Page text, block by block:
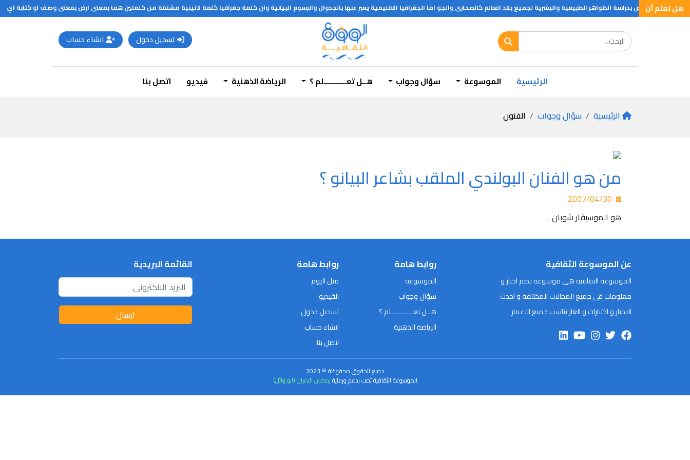
هل تعلم أن
العامة وتختص بدراسة الظواهر الطبيعية والبشرية لجميع بلاد العالم كالصحارى والجو اما الجغرافيا الاقليمية يعبر عنها بالجدوال والرسوم البيانية وان كلمة جغرافيا كلمة لاتينية مشتقة من كلمتين هما بمعنى ارض بمعنى وصف او كتابة اي
تسجيل دخول انشاء حساب
الرئيسية الموسوعة سؤال وجواب هــل تعـــــــــــلم ؟ الرياضة الذهنية فيديو اتصل بنا
الرئيسية سؤال وجواب الفنون
من هو الفنان البولندي الملقب بشاعر البيانو ؟
هو الموسيقار شوبان .
عن الموسوعة الثقافية
الموسوعة الثقافية هى موسوعة تضم اخبار و
معلومات فى جميع المجالات المختلفة و احدث
الاخبار و اختبارات و الغاز تناسب جميع الاعمار
روابط هامة
الموسوعة
سؤال وجواب
هــل تعـــــــــــلم ؟
الرياضة الذهنية
روابط هامة
مثل اليوم
الفيديو
تسجيل دخول
انشاء حساب
اتصل بنا
القائمة البريدية
ارسال
جميع الحقوق محفوظة © 2023
الموسوعة الثقافية تمت بدعم ورعايةرمضان النمران (ابو وائل)